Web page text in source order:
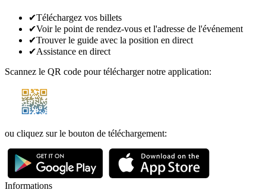
✔Téléchargez vos billets
✔Voir le point de rendez-vous et l'adresse de l'événement
✔Trouver le guide avec la position en direct
✔Assistance en direct
Scannez le QR code pour télécharger notre application:
ou cliquez sur le bouton de téléchargement:
Informations